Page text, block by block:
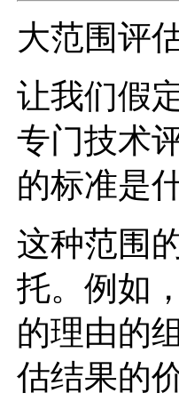
大范围评
让我们假
专门技术
的标准是
这种范围
托。例如
的理由的
估结果的